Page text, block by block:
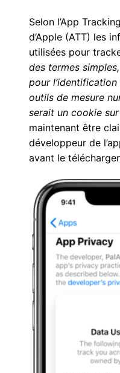
Selon l’App
d’Apple (ATT) les
utilisées pour
des termes
pour
outils de mesure
serait un cookie
maintenant être
développeur de
avant le